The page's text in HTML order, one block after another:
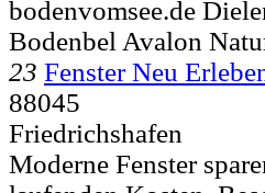
bodenvomsee.de
Bodenbel Avalon
23 Fenster Neu
88045
Friedrichshafen
Moderne Fenster